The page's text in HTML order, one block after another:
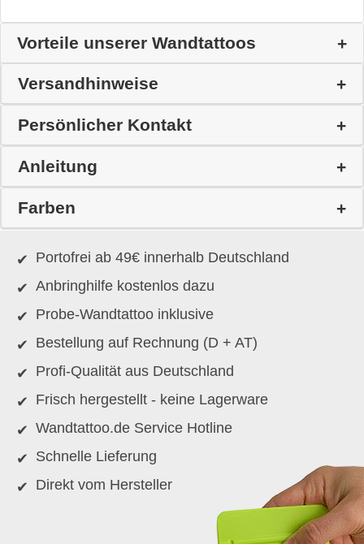
Vorteile unserer Wandtattoos
Versandhinweise
Persönlicher Kontakt
Anleitung
Farben
Portofrei ab 49€ innerhalb Deutschland
Anbringhilfe kostenlos dazu
Probe-Wandtattoo inklusive
Bestellung auf Rechnung (D + AT)
Profi-Qualität aus Deutschland
Frisch hergestellt - keine Lagerware
Wandtattoo.de Service Hotline
Schnelle Lieferung
Direkt vom Hersteller